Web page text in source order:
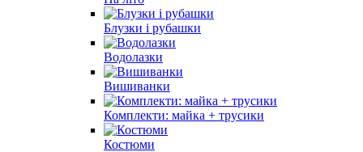
Блузки і рубашки
Водолазки
Вишиванки
Комплекти: майка + трусики
Костюми